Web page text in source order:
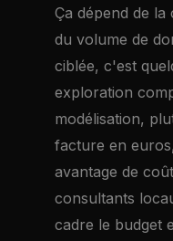
Ça dépend de
du volume de
ciblée, c'est
exploration
modélisation,
facture en
avantage de
consultants
cadre le budget